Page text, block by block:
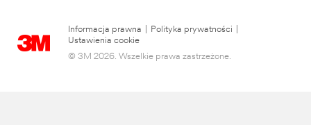
Informacja prawna Polityka prywatności
Ustawienia cookie
© 3M 2026. Wszelkie prawa zastrzeżone.